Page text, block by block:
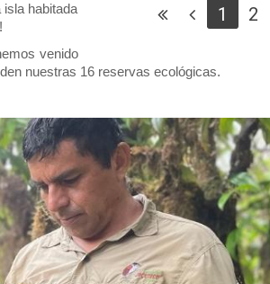
1 2
habitada
venido
nuestras 16 reservas ecológicas.